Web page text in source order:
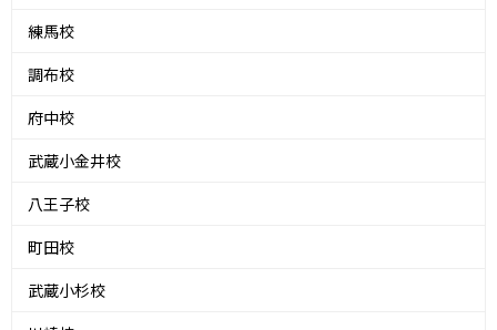
練馬校
調布校
府中校
武蔵小金井校
八王子校
町田校
武蔵小杉校